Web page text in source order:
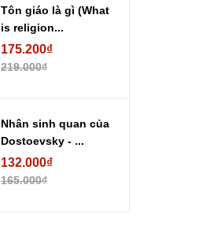
Tôn giáo là gì (What
is religion...
175.200₫
219.000₫
Nhân sinh quan của
Dostoevsky - ...
132.000₫
165.000₫